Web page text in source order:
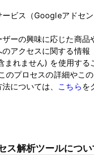
ビス（Googleアドセ
ーの興味に応じた商品
アクセスに関する情
れません) を使用する
のプロセスの詳細やこ
については、 こちら を
ス解析ツールについ